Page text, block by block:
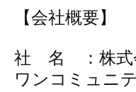
【会社概要】
社 名 ：株式
ワンコミュニ